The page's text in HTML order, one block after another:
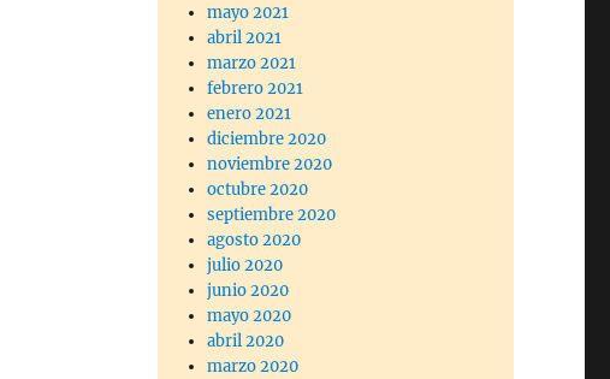
mayo 2021
abril 2021
marzo 2021
febrero 2021
enero 2021
diciembre 2020
noviembre 2020
octubre 2020
septiembre 2020
agosto 2020
julio 2020
junio 2020
mayo 2020
abril 2020
marzo 2020